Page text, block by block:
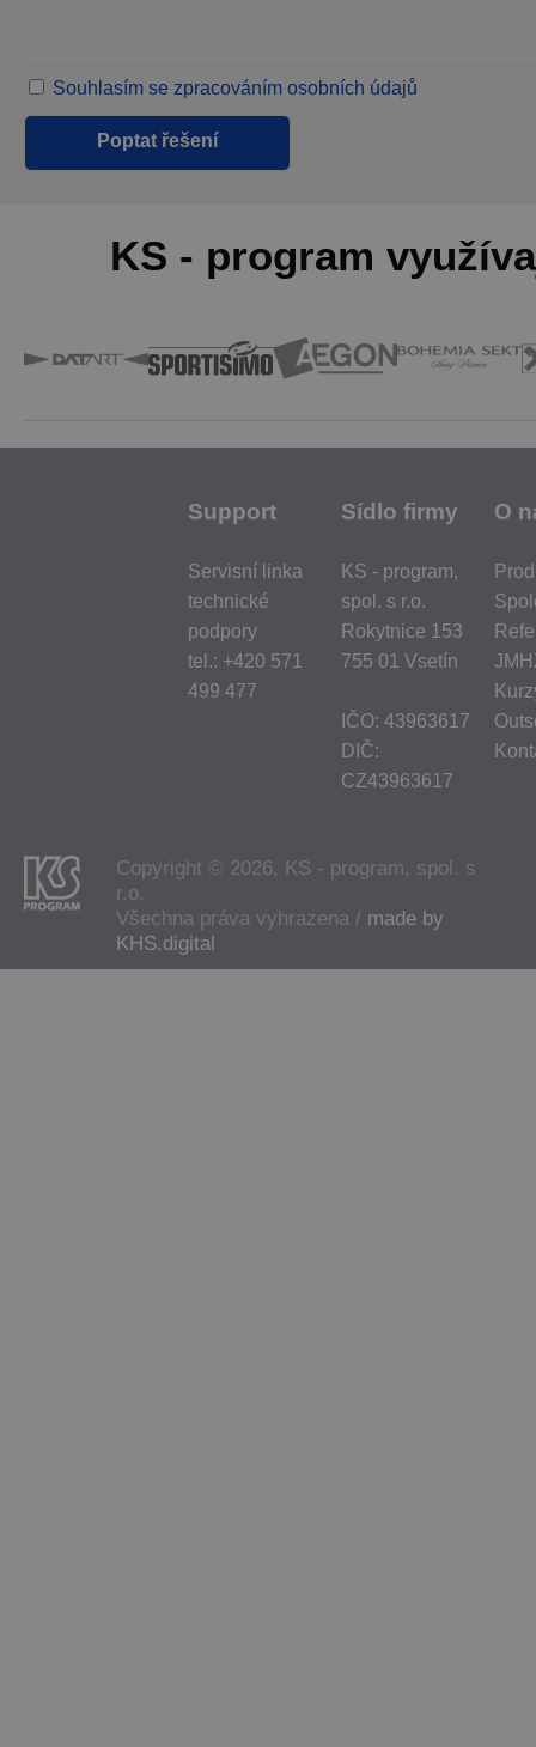
Souhlasím se zpracováním osobních údajů
KS - program
Support
Servisní linka
technické
podpory
tel.: +420 571
499 477
Sídlo firmy
KS - program,
spol. s r.o.
Rokytnice 153
755 01 Vsetín
IČO: 43963617
DIČ:
CZ43963617
O
Copyright © 2026, KS - program, spol. s
r.o.
Všechna práva vyhrazena / made by
KHS.digital